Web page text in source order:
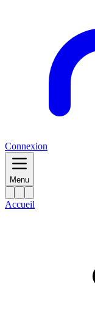
Connexion
Menu
Accueil